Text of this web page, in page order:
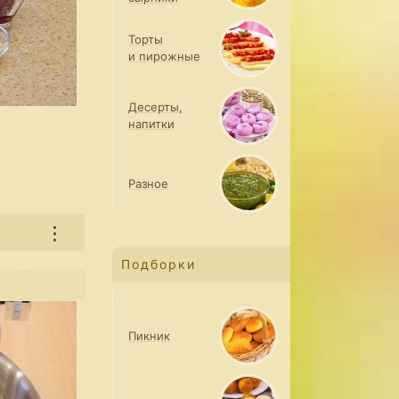
⋮
Торты
и пирожные
Десерты,
напитки
Разное
Подборки
Пикник